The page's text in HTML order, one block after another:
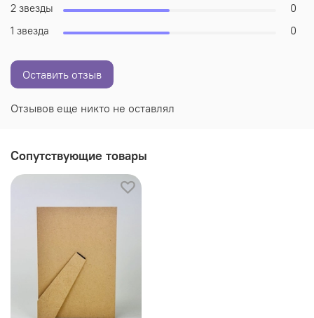
Отзывов еще никто не оставлял
2 звезды
0
1 звезда
0
Оставить отзыв
Сопутствующие товары